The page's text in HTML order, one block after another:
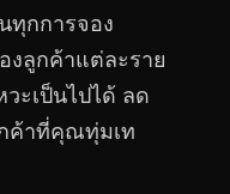
ทุกการจอง
งลูกค้าแต่ละราย
ะเป็นไปได้ ลด
ค้าที่คุณทุ่มเท